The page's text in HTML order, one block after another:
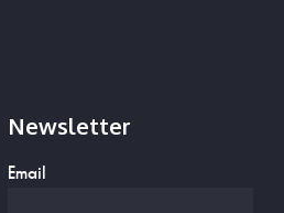
Newsletter
Email